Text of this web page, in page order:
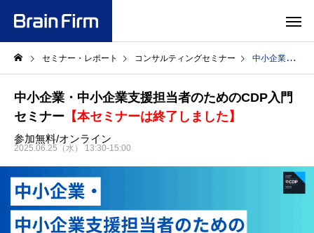
セミナー・レポート コンサルティングセミナー 中小企業・中小企業支援担当者のためのCDP入門セミナー【本セミナーは終了しました】
中小企業・中小企業支援担当者のためのCDP入門
セミナー 【本セミナーは終了しました】
参加無料/オンライン
2025.06.25（水） 13:30-15:00